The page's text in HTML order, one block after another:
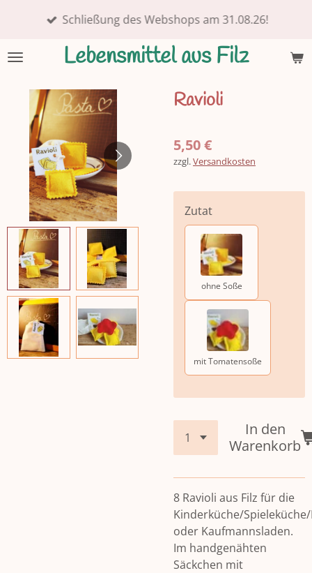
Lebensmittel aus Filz
Schließung des Webshops am 31.08.26!
Ravioli
5,50 €
zzgl.Versandkosten
Zutat
ohne Soße
mit Tomatensoße
In den
Warenkorb
8 Ravioli aus Filz für die
Kinderküche/
oder Kaufmannsladen.
Im handgenähten
Säckchen mit